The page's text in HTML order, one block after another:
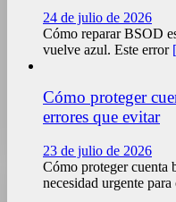
24 de julio de 2026
Cómo reparar BSOD
vuelve azul. Este error
Cómo proteger
errores que evitar
23 de julio de 2026
Cómo proteger cuenta
necesidad urgente